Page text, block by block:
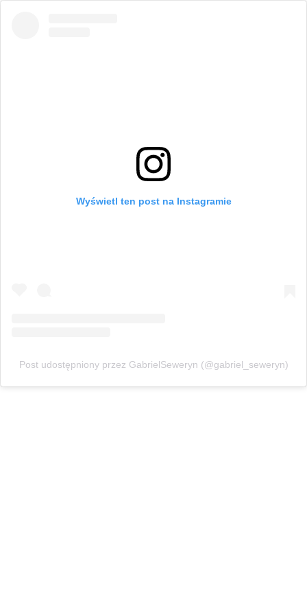
Wyświetl ten post na Instagramie
Post udostępniony przez GabrielSeweryn (@gabriel_seweryn)